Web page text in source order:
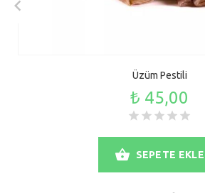
Üzüm Pestili
₺ 45,00
SEPETE EKLE